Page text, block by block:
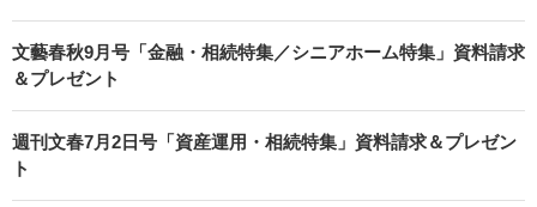
文藝春秋9月号「金融・相続特集／シニアホーム特集」資料請求
＆プレゼント
週刊文春7月2日号「資産運用・相続特集」資料請求＆プレゼン
ト